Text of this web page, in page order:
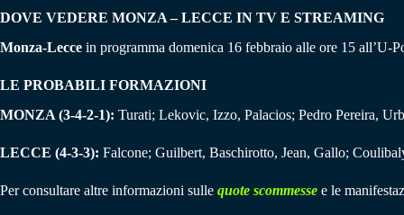
DOVE VEDERE MONZA – LECCE IN TV E STREAMING
Monza-Lecce in programma domenica 16 febbraio alle ore 15 all’U-
LE PROBABILI FORMAZIONI
MONZA (3-4-2-1): Turati; Lekovic, Izzo, Palacios; Pedro Pereira,
LECCE (4-3-3): Falcone; Guilbert, Baschirotto, Jean, Gallo;
Per consultare altre informazioni sulle quote scommesse e le